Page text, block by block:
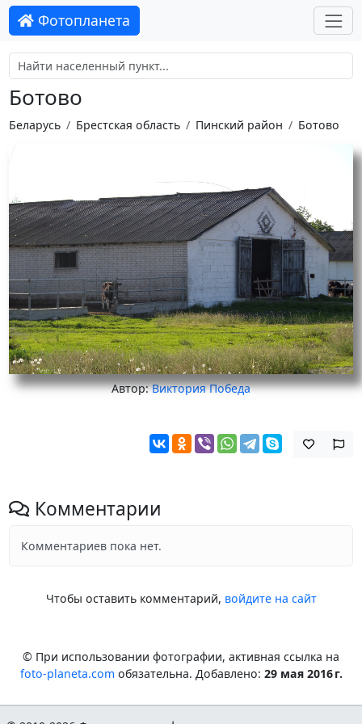
Фотопланета
Ботово
Беларусь Брестская область Пинский район Ботово
Автор:Виктория Победа
Комментарии
Комментариев пока нет.
Чтобы оставить комментарий, войдите на сайт
© При использовании фотографии, активная ссылка на
foto-planeta.com обязательна. Добавлено: 29 мая 2016 г.